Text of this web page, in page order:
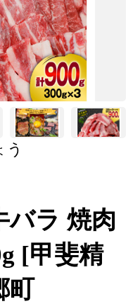
う
バラ 焼肉
[甲斐精
町